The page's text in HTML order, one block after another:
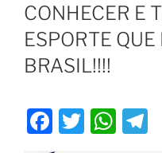
CONHECER E
ESPORTE
BRASIL!!!!
F
a
T
W